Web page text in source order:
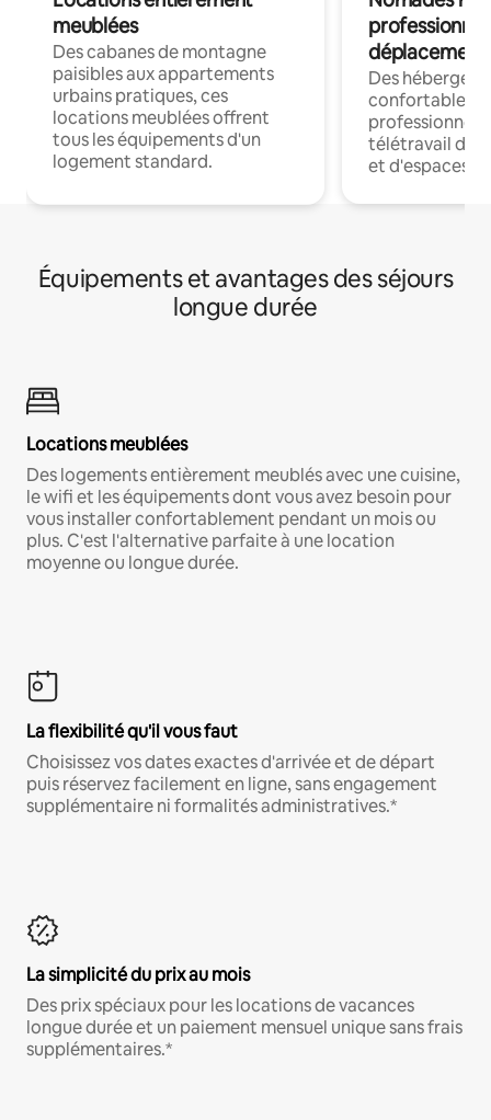
meublées
Des cabanes de montagne
paisibles aux appartements
urbains pratiques, ces
locations meublées offrent
tous les équipements d'un
logement standard.
déplacement
Des
confortables
professionnels
télétravail
et d'espaces
Équipements et avantages des séjours
longue durée
Locations meublées
Des logements entièrement meublés avec une cuisine,
le wifi et les équipements dont vous avez besoin pour
vous installer confortablement pendant un mois ou
plus. C'est l'alternative parfaite à une location
moyenne ou longue durée.
La flexibilité qu'il vous faut
Choisissez vos dates exactes d'arrivée et de départ
puis réservez facilement en ligne, sans engagement
supplémentaire ni formalités administratives.*
La simplicité du prix au mois
Des prix spéciaux pour les locations de vacances
longue durée et un paiement mensuel unique sans frais
supplémentaires.*